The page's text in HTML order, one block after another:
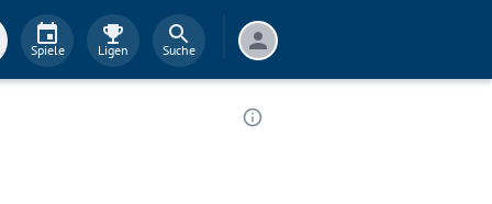
Spiele Ligen Suche